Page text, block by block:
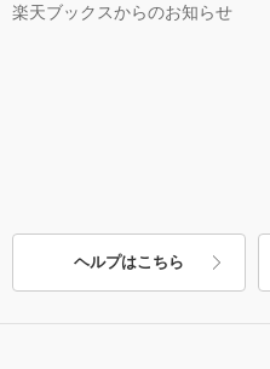
楽天ブックスからのお知らせ
ヘルプはこちら